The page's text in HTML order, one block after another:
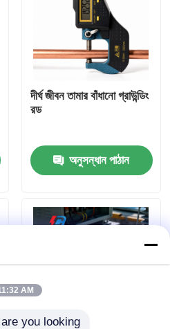
দীর্ঘ জীবন তামার বাঁধানো গ্রাউন্ডিং
রড
অনুসন্ধান পাঠান
AM
you looking